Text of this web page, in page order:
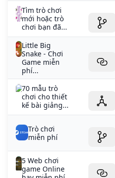
Tìm trò chơi
mới hoặc trò
chơi bạn đã...
Little Big
Snake - Chơi
Game miễn
phí...
70 mẫu trò
chơi cho thiết
kế bài giảng...
Trò chơi
miễn phí
5 Web chơi
game Online